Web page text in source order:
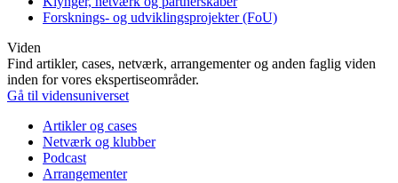
Forsknings- og udviklingsprojekter (FoU)
Viden
Find artikler, cases, netværk, arrangementer og anden faglig viden
inden for vores ekspertiseområder.
Gå til vidensuniverset
Artikler og cases
Netværk og klubber
Podcast
Arrangementer